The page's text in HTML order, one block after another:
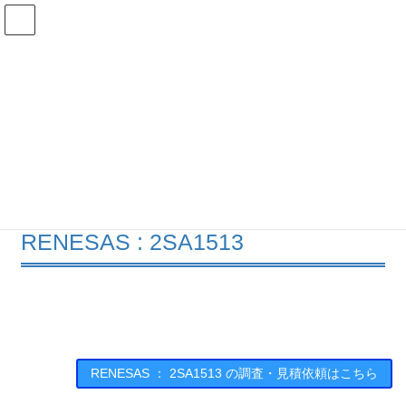
コ
ナ
RENESAS : 2SA1513
RENESAS ： 2SA1513 の調査・見積依頼はこちら